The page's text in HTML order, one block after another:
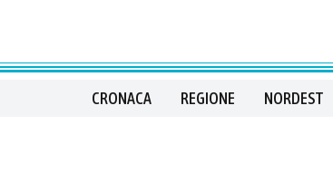
CRONACA REGIONE NORDEST